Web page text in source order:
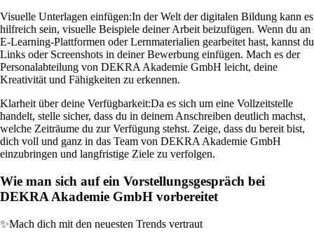
Visuelle Unterlagen einfügen:In der Welt der digitalen Bildung kann es
hilfreich sein, visuelle Beispiele deiner Arbeit beizufügen. Wenn du an
E-Learning-Plattformen oder Lernmaterialien gearbeitet hast, kannst du
Links oder Screenshots in deiner Bewerbung einfügen. Mach es der
Personalabteilung von DEKRA Akademie GmbH leicht, deine
Kreativität und Fähigkeiten zu erkennen.
Klarheit über deine Verfügbarkeit:Da es sich um eine Vollzeitstelle
handelt, stelle sicher, dass du in deinem Anschreiben deutlich machst,
welche Zeiträume du zur Verfügung stehst. Zeige, dass du bereit bist,
dich voll und ganz in das Team von DEKRA Akademie GmbH
einzubringen und langfristige Ziele zu verfolgen.
Wie man sich auf ein Vorstellungsgespräch bei
DEKRA Akademie GmbH vorbereitet
✨Mach dich mit den neuesten Trends vertraut